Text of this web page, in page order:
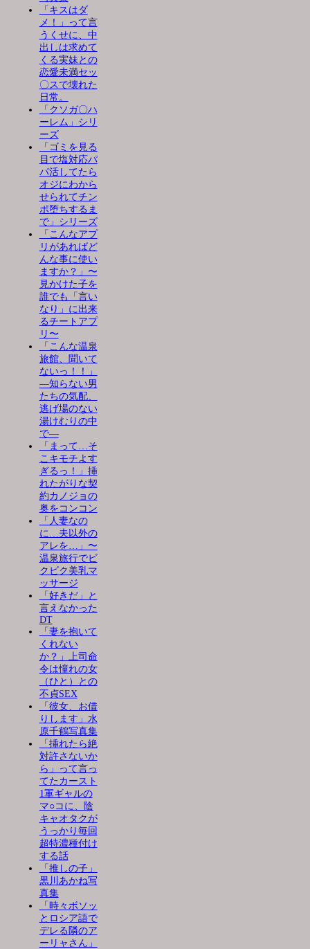
「キスはダ
メ！」って言
うくせに、中
出しは求めて
くる実妹との
恋愛未満セッ
〇スで壊れた
日常。
「クソガ〇ハ
ーレム」シリ
ーズ
「ゴミを見る
目で塩対応パ
パ活してたら
オジにわから
せられてチン
ポ堕ちするま
で」シリーズ
「こんなアプ
リがあればど
んな事に使い
ますか？」〜
見かけた子を
誰でも「言い
なり」に出来
るチートアプ
リ〜
「こんな温泉
旅館、聞いて
ないっ！！」
―知らない男
たちの気配、
逃げ場のない
湯けむりの中
で―
「まって…そ
こキモチよす
ぎるっ！」挿
れたがりな契
約カノジョの
奥をコンコン
「人妻なの
に…夫以外の
アレを…」〜
温泉旅行でビ
クビク美乳マ
ッサージ
「好きだ」と
言えなかった
DT
「妻を抱いて
くれない
か？」上司命
令は憧れの女
（ひと）との
不貞SEX
「彼女、お借
りします」水
原千鶴写真集
「挿れたら絶
対許さないか
ら」って言っ
てたカースト
1軍ギャルの
マ○コに、陰
キャオタクが
うっかり毎回
超特濃種付け
する話
「推しの子」
黒川あかね写
真集
「時々ボソッ
とロシア語で
デレる隣のア
ーリャさん」